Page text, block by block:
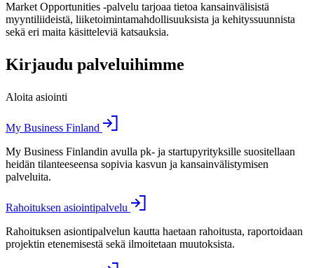
Market Opportunities -palvelu tarjoaa tietoa kansainvälisistä
myyntiliideistä, liiketoimintamahdollisuuksista ja kehityssuunnista
sekä eri maita käsitteleviä katsauksia.
Kirjaudu palveluihimme
Aloita asiointi
My Business Finland
My Business Finlandin avulla pk- ja startupyrityksille suositellaan
heidän tilanteeseensa sopivia kasvun ja kansainvälistymisen
palveluita.
Rahoituksen asiointipalvelu
Rahoituksen asiontipalvelun kautta haetaan rahoitusta, raportoidaan
projektin etenemisestä sekä ilmoitetaan muutoksista.